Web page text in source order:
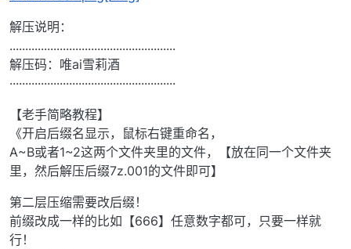
解压说明：
.....................................................
解压码：唯ai雪莉酒
·····················································
【老手简略教程】
《开启后缀名显示，鼠标右键重命名，
A~B或者1~2这两个文件夹里的文件，【放在同一个文件夹
里，然后解压后缀7z.001的文件即可】
第二层压缩需要改后缀！
前缀改成一样的比如【666】任意数字都可，只要一样就
行！